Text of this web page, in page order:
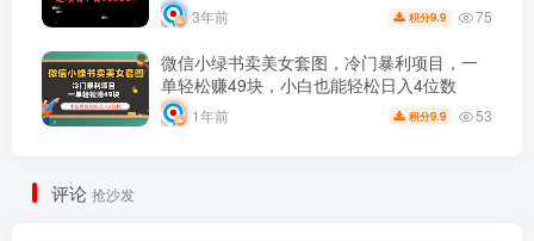
3年前 积分9.9 75
微信小绿书卖美女套图，冷门暴利项目，一
单轻松赚49块，小白也能轻松日入4位数
1年前 积分9.9 53
评论 抢沙发